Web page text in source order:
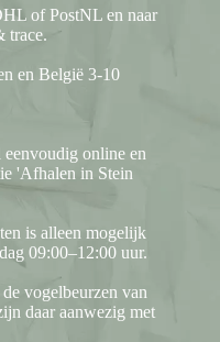
of PostNL en naar
trace.
en België 3-10
online en
'Afhalen in Stein
is alleen mogelijk
09:00–12:00 uur.
vogelbeurzen van
daar aanwezig met